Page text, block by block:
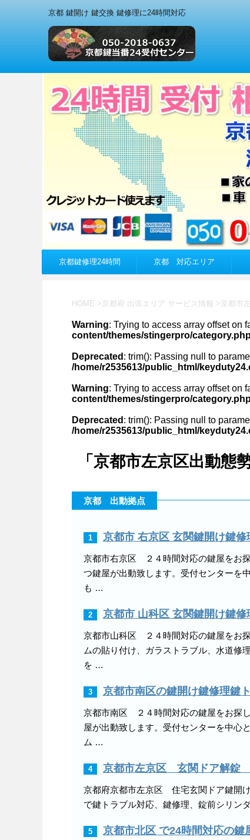
京都 鍵開け 鍵交換 鍵修理に24時間対応
京都鍵修理24時間 京都 対応エリア
HOME >京都府 出張エリア サービス情報 >京都市
Warning: Trying to access array offset on
content/themes/stingerpro/
Deprecated : trim(): Passing null to
/home/r2535613/public_html/
Warning: Trying to access array offset on
content/themes/stingerpro/
Deprecated : trim(): Passing null to
/home/r2535613/public_html/
「京都市左京区出動態
京都 出動拠点
1 京都市 右京区 玄関鍵開け鍵
京都市右京区 ２４時間対応の鍵屋をお
つ鍵屋が出動致します。受付センターを
も …
2 京都市 山科区 玄関鍵開け鍵
京都市山科区 ２４時間対応の鍵屋をお
ムの貼り付け、ガラストラブル、水道修
を …
3 京都市南区の鍵開け鍵修理鍵
京都市南区 ２４時間対応の鍵屋をお探
屋が出動致します。受付センターを中心
ム …
4 京都市左京区 玄関ドア解錠
京都府京都市左京区 住宅玄関ドア鍵
で鍵トラブル対応、鍵修理、錠前シリ
5 京都市北区 で24時間対応の